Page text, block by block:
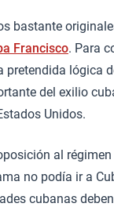
bastante
Francisco. Para
lógica
del exilio
Unidos.
al
no podía ir a
cubanas